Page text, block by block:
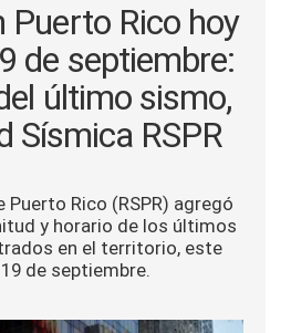
Puerto Rico hoy
de septiembre:
último sismo,
Sísmica RSPR
Puerto Rico (RSPR) agregó
y horario de los últimos
en el territorio, este
de septiembre.